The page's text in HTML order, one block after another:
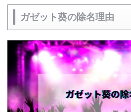
ガゼット葵の除名理由